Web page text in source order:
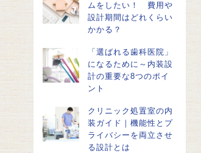
ムをしたい！ 費用や
設計期間はどれくらい
かかる？
「選ばれる歯科医院」
になるために～内装設
計の重要な8つのポイ
ント
クリニック処置室の内
装ガイド｜機能性とプ
ライバシーを両立させ
る設計とは